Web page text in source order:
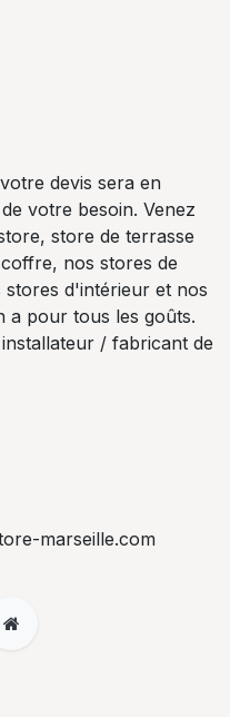
devis sera en
votre besoin. Venez
store de terrasse
nos stores de
d'intérieur et nos
a pour tous les goûts.
/ fabricant de
marseille.com